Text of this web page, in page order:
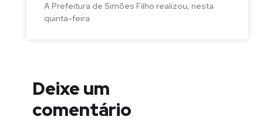
A Prefeitura de Simões Filho realizou, nesta
quinta-feira
Deixe um
comentário